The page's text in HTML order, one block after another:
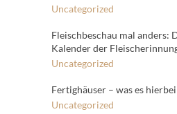
Uncategorized
Fleischbeschau mal anders:
Kalender der
Uncategorized
Fertighäuser – was es
Uncategorized